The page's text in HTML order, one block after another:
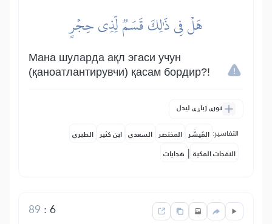
هَلۡ فِي ذَٰلِكَ قَسَمٞ لِّذِي حِجۡرٍ
Мана шуларда ақл эгаси учун
(қаноатлантирувчи) қасам бордир?!
نورې ژباړې لیدل
التفاسير: المُيسَّر المختصر السعدي ابن كثير الطبري
النفحات المكية | هدايات
6
:
89